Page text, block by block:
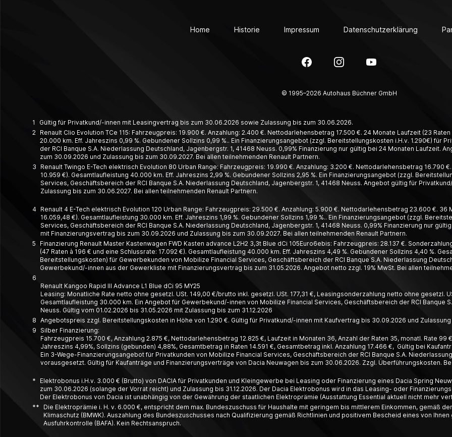
Home Historie Impressum Datenschutzerklärung
FacebookInstagramYouTube
© 1995–2026 Autohaus Büchner GmbH
1
Gültig für Privatkund/-innen mit Leasingvertrag bis zum 30.06.2026 sowie Zulassung bis zum 30.06.2026.
2 Renault Clio Evolution TCe 115: Fahrzeugpreis: 19.900 €. Anzahlung: 2.400 €. Nettodarlehensbetrag 17.500 €. 24 Monate Laufzeit (23
20.000 km. Eff. Jahreszins 0,99 %. Gebundener Sollzins 0,99 %.. Ein Finanzierungsangebot (zzgl. Bereitstellungskosten i.H.v. 1.290€) für
der RCI Banque S.A. Niederlassung Deutschland, Jagenbergstr. 1, 41468 Neuss. 0,99% Finanzierung nur gültig bei 24 Monaten Laufzeit.
zum 30.09.2026 und Zulassung bis zum 30.09.2027. Bei allen teilnehmenden Renault Partnern.
3
Renault Twingo E-Tech elektrisch Evolution 80 Urban Range: Fahrzeugpreis: 19.990 €. Anzahlung: 3.200 €. Nettodarlehensbetrag 16.790
10.959 €). Gesamtlaufleistung 40.000 km. Eff. Jahreszins 2,99 %. Gebundener Sollzins 2,95 %. Ein Finanzierungsangebot (zzgl.
Services, Geschäftsbereich der RCI Banque S.A. Niederlassung Deutschland, Jagenbergstr. 1, 41468 Neuss. Angebot gültig für
Zulassung bis zum 30.06.2027. Bei allen teilnehmenden Renault Partnern.
4 Renault 4 E-Tech elektrisch Evolution 120 Urban Range: Fahrzeugpreis: 29.500 €. Anzahlung: 5.900 €. Nettodarlehensbetrag 23.600 €. 36
16.059,48 €). Gesamtlaufleistung 30.000 km. Eff. Jahreszins 1,99 %. Gebundener Sollzins 1,99 %.. Ein Finanzierungsangebot (zzgl.
Services, Geschäftsbereich der RCI Banque S.A. Niederlassung Deutschland, Jagenbergstr. 1, 41468 Neuss. 0,99% Finanzierung nur
mit Finanzierungsvertrag bis zum 30.09.2026 und Zulassung bis zum 30.09.2027. Bei allen teilnehmenden Renault Partnern.
5
Finanzierung Renault Master Kastenwagen FWD Kasten advance L2H2 3,3t Blue dCi 105Euro6ebis: Fahrzeugpreis: 28.137 €.
(47 Raten à 196 € und eine Schlussrate: 17.092 €). Gesamtlaufleistung 40.000 km. Eff. Jahreszins 4,49 %. Gebundener Sollzins 4,40 %.
Bereitstellungskosten) für Gewerbekunden von Mobilize Financial Services, Geschäftsbereich der RCI Banque S.A. Niederlassung
Gewerbekund/-innen aus der Gewerkliste mit Finanzierungsvertrag bis zum 31.05.2026. Angebot netto zzgl. 19% MwSt. Bei allen
6
Renault Kangoo Rapid III Advance L1 Blue dCi 95 MY25
Leasing: Monatliche Rate netto ohne gesetzl. USt. 149,00 €/brutto inkl. gesetzl. USt. 177,31 €, Leasing­­sonder­zahlung netto ohne gesetzl.
Gesamt­laufleistung 30.000 km. Ein Angebot für Gewerbe­kund/-innen von Mobilize Financial Services, Geschäfts­bereich der RCI Banque
Neuss. Gültig vom 01.02.2026 bis 31.05.2026 mit Zulassung bis zum 31.12.2026
8 Angebotspreis zzgl. Bereitstellungskosten in Höhe von 1.290 €. Gültig für Privatkund/-innen mit Kaufvertrag bis 30.09.2026 und
9
Silber Finanzierung:
Fahrzeugpreis 15.700 €, Anzahlung 2.875 €, Nettodarlehensbetrag 12.825 €, Laufzeit in Monaten 36, Anzahl der Raten 35, monatl. Rate 99
Jahreszins 4,99%, Sollzins (gebunden) 4,88%, Gesamtbetrag in Raten 14.591 €, Gesamtbetrag inkl. Anzahlung 17.466 €, Gültig bei
Ein 3-Wege-Finanzierungsangebot für Privatkunden von Mobilize Financial Services, Geschäftsbereich der RCI Banque S.A.
vorausgesetzt. Gültig für Kaufanträge und Finanzierungsverträge von Dacia Neuwagen bis zum 30.06.2026. Zzgl. Überführungskosten.
*
Elektrobonus i.H.v. 3.000 € (Brutto) von DACIA für Privatkunden und Kleingewerbe bei Leasing oder Finanzierung eines Dacia Spring
zum 30.06.2026 (solange der Vorrat reicht) und Zulassung bis 31.12.2026. Der Dacia Elektrobonus wird in das Leasing- oder
Der Elektrobonus von Dacia ist unabhängig von der Gewährung der staatlichen Elektroprämie (Ausstattung Essential aktuell nicht mehr
**
Die Elektroprämie i. H. v. 6.000 €, entspricht dem max. Bundeszuschuss für Haushalte mit geringem bis mittlerem Einkommen, gemäß
Klimaschutz (BMWK). Auszahlung des Bundeszuschusses nach Qualifizierung gemäß Richtlinien und positivem Bescheid eines von
Ausfuhrkontrolle (BAFA). Kein Rechtsanspruch.